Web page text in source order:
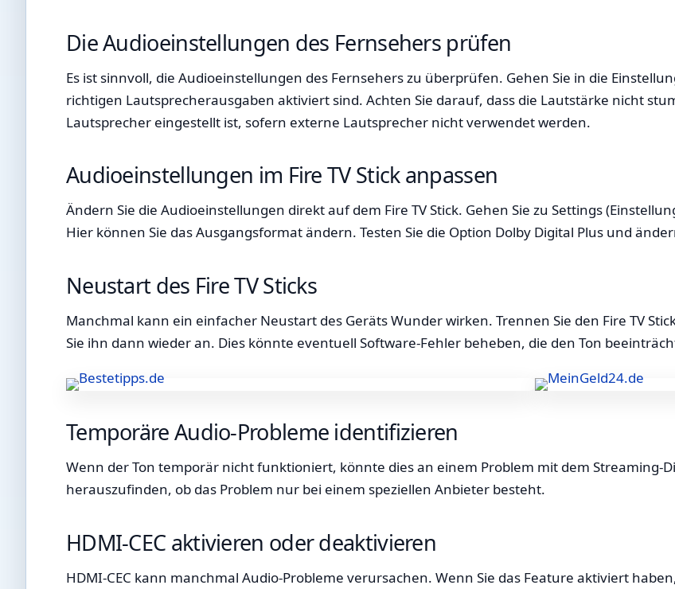
Die Audioeinstellungen des Fernsehers prüfen
Es ist sinnvoll, die Audioeinstellungen des Fernsehers zu überprüfen. Gehen Sie in die
richtigen Lautsprecherausgaben aktiviert sind. Achten Sie darauf, dass die Lautstärke nicht
Lautsprecher eingestellt ist, sofern externe Lautsprecher nicht verwendet werden.
Audioeinstellungen im Fire TV Stick anpassen
Ändern Sie die Audioeinstellungen direkt auf dem Fire TV Stick. Gehen Sie zu Settings
Hier können Sie das Ausgangsformat ändern. Testen Sie die Option Dolby Digital Plus und
Neustart des Fire TV Sticks
Manchmal kann ein einfacher Neustart des Geräts Wunder wirken. Trennen Sie den Fire TV
Sie ihn dann wieder an. Dies könnte eventuell Software-Fehler beheben, die den Ton
Temporäre Audio-Probleme identifizieren
Wenn der Ton temporär nicht funktioniert, könnte dies an einem Problem mit dem Streaming-
herauszufinden, ob das Problem nur bei einem speziellen Anbieter besteht.
HDMI-CEC aktivieren oder deaktivieren
HDMI-CEC kann manchmal Audio-Probleme verursachen. Wenn Sie das Feature aktiviert